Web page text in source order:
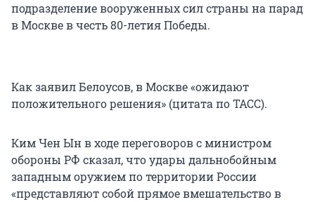
подразделение вооруженных сил страны на парад
в Москве в честь 80-летия Победы.
Как заявил Белоусов, в Москве «ожидают
положительного решения» (цитата по ТАСС).
Ким Чен Ын в ходе переговоров с министром
обороны РФ сказал, что удары дальнобойным
западным оружием по территории России
«представляют собой прямое вмешательство в